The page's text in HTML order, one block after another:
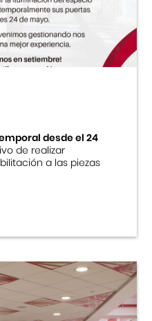
Japonés
Japonesa
desde el 24
de realizar
a las piezas